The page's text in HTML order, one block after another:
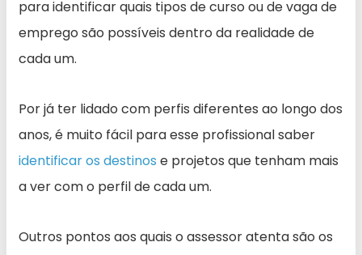
para identificar quais tipos de curso ou de vaga de
emprego são possíveis dentro da realidade de
cada um.
Por já ter lidado com perfis diferentes ao longo dos
anos, é muito fácil para esse profissional saber
identificar os destinos e projetos que tenham mais
a ver com o perfil de cada um.
Outros pontos aos quais o assessor atenta são os